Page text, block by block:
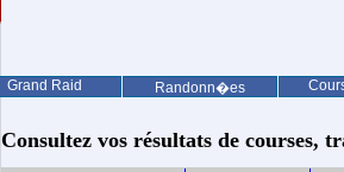
Grand Raid Randonn�es
Consultez vos résultats de courses,